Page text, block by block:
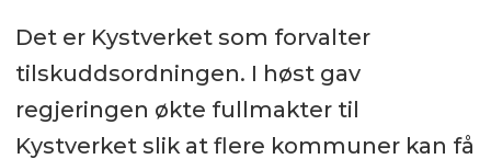
Det er Kystverket som forvalter
tilskuddsordningen. I høst gav
regjeringen økte fullmakter til
Kystverket slik at flere kommuner kan få